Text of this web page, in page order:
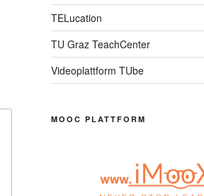
TELucation
TU Graz TeachCenter
Videoplattform TUbe
MOOC PLATTFORM